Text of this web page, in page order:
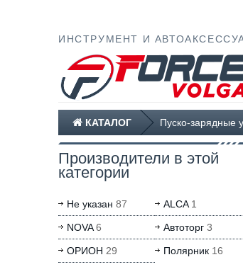
ИНСТРУМЕНТ И
КАТАЛОГ Пуско-зарядные
Производители в этой
категории
Не указан 87 ALCA1
NOVA6 Автоторг 3
ОРИОН 29 Полярник 16